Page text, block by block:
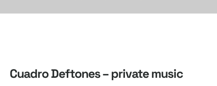
Cuadro Deftones – private music